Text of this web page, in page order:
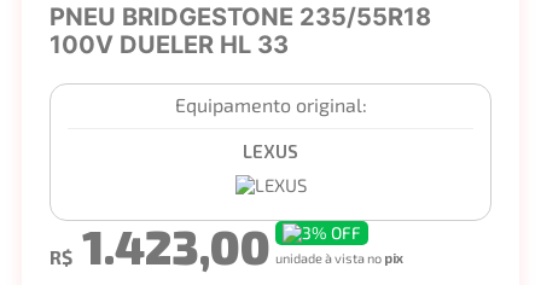
PNEU BRIDGESTONE 235/55R18
100V DUELER HL 33
Equipamento original:
LEXUS
R$ 1.423,00 3% OFF
unidade à vista no pix